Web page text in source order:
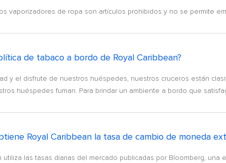
vaporizadores de ropa son artículos prohibidos y no se permite
de tabaco a bordo de Royal Caribbean?
y el disfrute de nuestros huéspedes, nuestros cruceros están
huéspedes fuman. Para brindar un ambiente a bordo que
Royal Caribbean la tasa de cambio de moneda
utiliza las tasas diarias del mercado publicadas por Bloomberg,